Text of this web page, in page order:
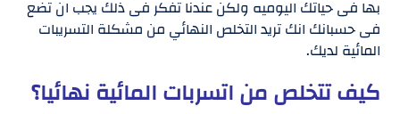
بها فى حياتك اليوميه ولكن عندنا تفكر فى ذلك يجب ان تضع
فى حسبانك انك تريد التخلص النهائي من مشكلة التسريبات
المائية لديك.
كيف تتخلص من اتسربات المائية نهائيا؟